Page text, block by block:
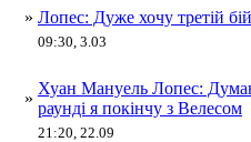
» Лопес: Дуже хочу третій
09:30, 3.03
»
Хуан Мануель Лопес:
раунді я покінчу з Велесом
21:20, 22.09